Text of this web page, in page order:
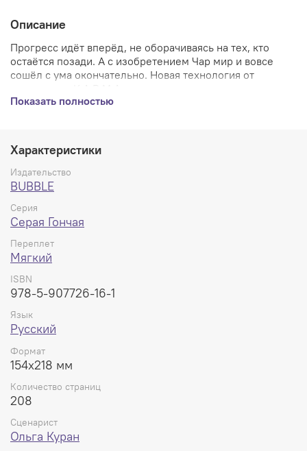
Описание
Прогресс идёт вперёд, не оборачиваясь на тех, кто
остаётся позади. А с изобретением Чар мир и вовсе
сошёл с ума окончательно. Новая технология от
стать красивее, сильнее, выносливее. Но порой цена
Ким Реган — один из немногих, кто пытается держаться
в стороне от этого нововведения, но волей случая он
получает сильнейшие боевые Чары и оказывается в
эпицентре войны могущественной корпорации и
безжалостных террористов. Теперь его жизнь
изменится навсегда...
Новый технологичный и опасный мир уже ждёт вас в
первом томе новой манги BUBBLE «Серая Гончая» от
сценаристки Ольги Куран и художника Максима
Сашенкова.
Показать полностью
Характеристики
Издательство
BUBBLE
Серия
Серая Гончая
Переплет
Мягкий
ISBN
978-5-907726-16-1
Язык
Русский
Формат
154х218 мм
Количество страниц
208
Сценарист
Ольга Куран